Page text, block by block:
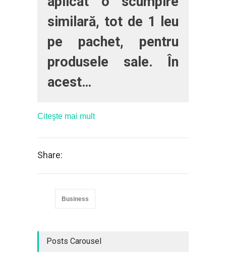
similară, tot de 1 leu
pe pachet, pentru
produsele sale. În
acest…
Citeşte mai mult
Share:
Business
Posts Carousel